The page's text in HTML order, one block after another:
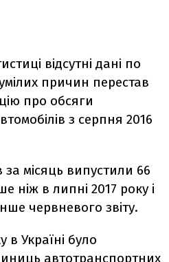
відсутні дані по
причин перестав
про обсяги
з серпня 2016
місяць випустили 66
ніж в липні 2017 року і
червневого звіту.
в Україні було
автотранспортних